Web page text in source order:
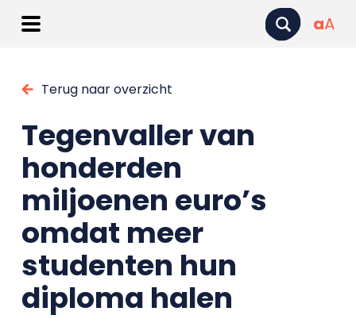
aA
Terug naar overzicht
Tegenvaller van
honderden
miljoenen euro’s
omdat meer
studenten hun
diploma halen